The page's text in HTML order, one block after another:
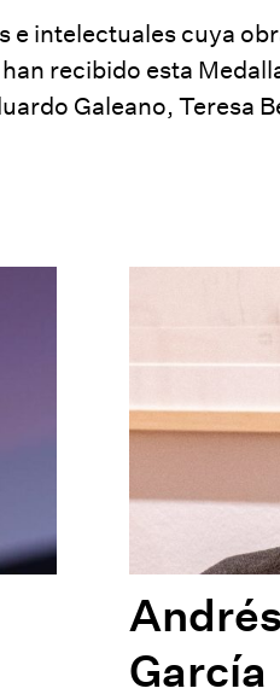
e intelectuales cuya
recibido esta
Galeano,Teresa
García